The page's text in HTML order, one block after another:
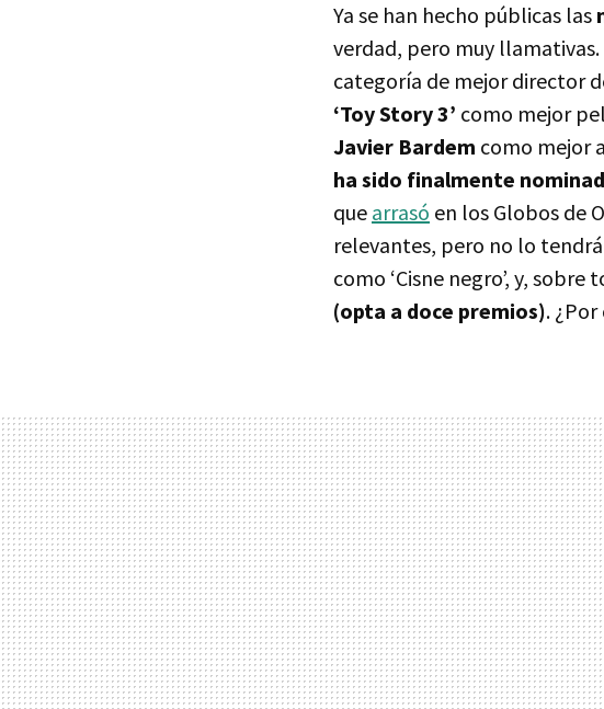
Ya se han hecho públicas las
verdad, pero muy
categoría de mejor director
‘Toy Story 3’ como mejor
Javier Bardem como mejor
ha sido finalmente
que arrasó en los Globos de
relevantes, pero no lo
como ‘Cisne negro’, y, sobre
(opta a doce premios).